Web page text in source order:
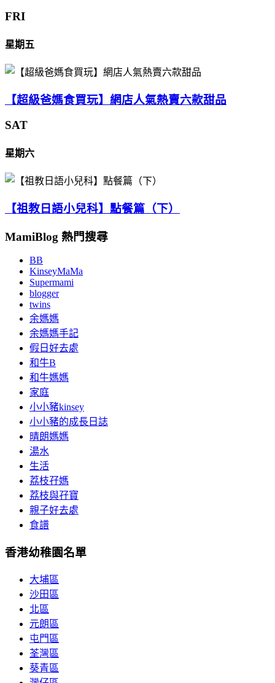
FRI
星期五
【超級爸媽食買玩】網店人氣熱賣六款甜品
SAT
星期六
【祖教日語小兒科】點餐篇（下）
MamiBlog 熱門搜尋
BB
KinseyMaMa
Supermami
blogger
twins
余媽媽
余媽媽手記
假日好去處
和牛B
和牛媽媽
家庭
小小豬kinsey
小小豬的成長日誌
晴朗媽媽
湯水
生活
荔枝孖媽
荔枝與孖寶
親子好去處
食譜
香港幼稚園名單
大埔區
沙田區
北區
元朗區
屯門區
荃灣區
葵青區